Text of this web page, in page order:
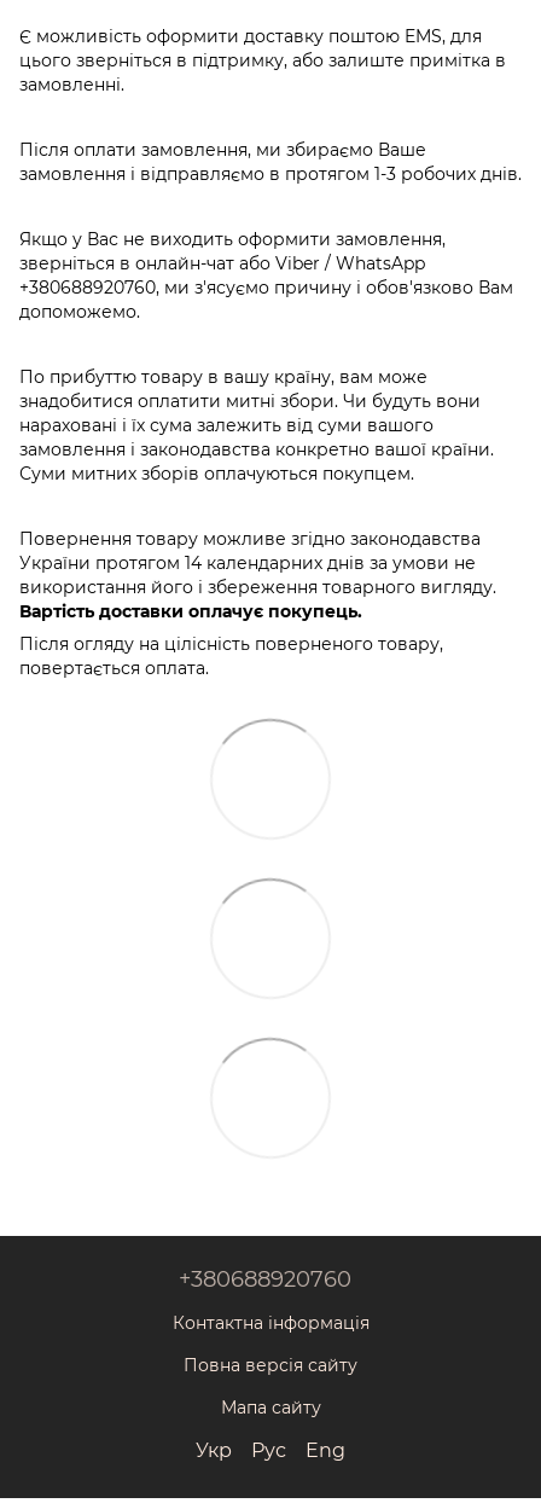
Є можливість оформити доставку поштою EMS, для
цього зверніться в підтримку, або залиште примітка в
замовленні.
Після оплати замовлення, ми збираємо Ваше
замовлення і відправляємо в протягом 1-3 робочих днів.
Якщо у Вас не виходить оформити замовлення,
зверніться в онлайн-чат або Viber / WhatsApp
+380688920760, ми з'ясуємо причину і обов'язково Вам
допоможемо.
По прибуттю товару в вашу країну, вам може
знадобитися оплатити митні збори. Чи будуть вони
нараховані і їх сума залежить від суми вашого
замовлення і законодавства конкретно вашої країни.
Суми митних зборів оплачуються покупцем.
Повернення товару можливе згідно законодавства
України протягом 14 календарних днів за умови не
використання його і збереження товарного вигляду.
Вартість доставки оплачує покупець.
Після огляду на цілісність поверненого товару,
повертається оплата.
+380688920760
Контактна інформація
Повна версія сайту
Мапа сайту
Укр Рус Eng